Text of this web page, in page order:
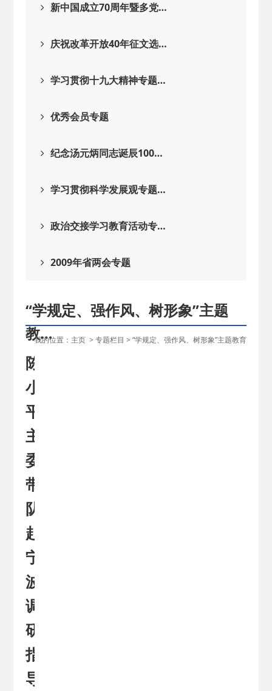
新中国成立70周年暨多党…
庆祝改革开放40年征文选…
学习贯彻十九大精神专题…
优秀会员专题
纪念汤元炳同志诞辰100…
学习贯彻科学发展观专题…
政治交接学习教育活动专…
2009年省两会专题
“学规定、强作风、树形象”主题
教…
我的位置： 主页> 专题栏目 > “学规定、强作风、树形象”主题教育
陈
小
平
主
委
带
队
赴
宁
波
调
研
指
导